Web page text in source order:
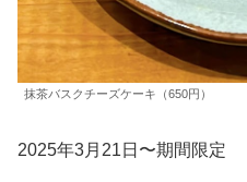
抹茶バスクチーズケーキ（650円）
2025年3月21日〜期間限定